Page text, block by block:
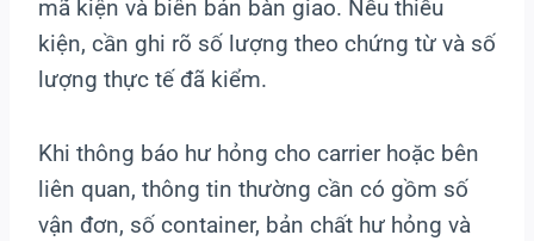
mã kiện và biên bản bàn giao. Nếu thiếu
kiện, cần ghi rõ số lượng theo chứng từ và số
lượng thực tế đã kiểm.
Khi thông báo hư hỏng cho carrier hoặc bên
liên quan, thông tin thường cần có gồm số
vận đơn, số container, bản chất hư hỏng và